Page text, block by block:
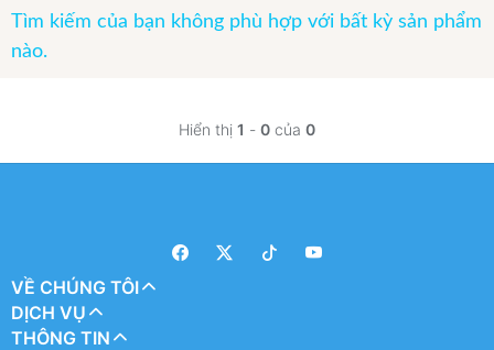
Tìm kiếm của bạn không phù hợp với bất kỳ sản phẩm
nào.
Hiển thị 1 - 0 của 0
VỀ CHÚNG TÔI
DỊCH VỤ
THÔNG TIN